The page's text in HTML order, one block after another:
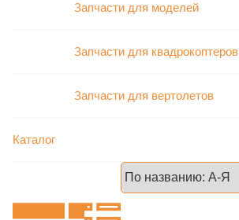
Запчасти для моделей
Запчасти для квадрокоптеров
Запчасти для вертолетов
Каталог